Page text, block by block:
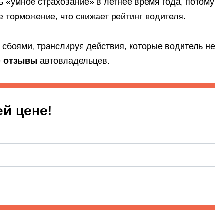
страхование» в летнее время года, потому
что снижает рейтинг водителя.
транслируя действия, которые водитель не
отзывы автовладельцев.
цене!